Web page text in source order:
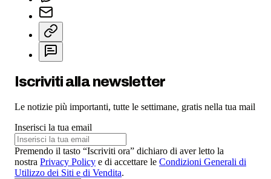
Iscriviti alla newsletter
Le notizie più importanti, tutte le settimane, gratis nella tua mail
Inserisci la tua email
Premendo il tasto “Iscriviti ora” dichiaro di aver letto la
nostra Privacy Policy e di accettare le Condizioni Generali di
Utilizzo dei Siti e di Vendita.